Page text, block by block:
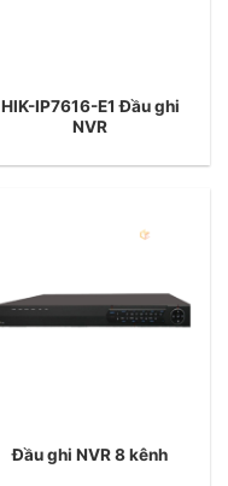
HIK-IP7616-E1 Đầu ghi
NVR
Đầu ghi NVR 8 kênh